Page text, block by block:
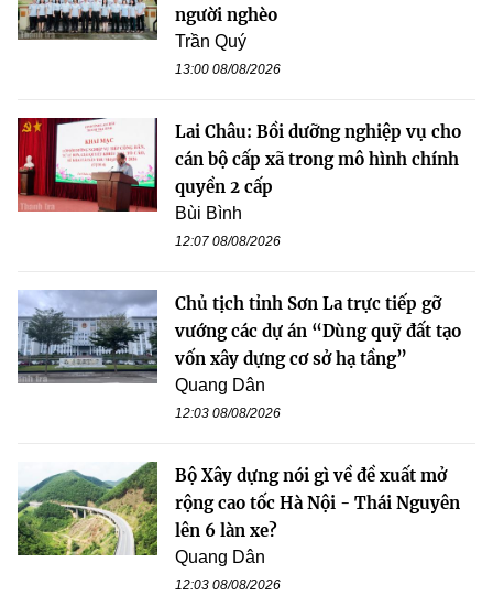
người nghèo
Trần Quý
13:00 08/08/2026
Lai Châu: Bồi dưỡng nghiệp vụ cho
cán bộ cấp xã trong mô hình chính
quyền 2 cấp
Bùi Bình
12:07 08/08/2026
Chủ tịch tỉnh Sơn La trực tiếp gỡ
vướng các dự án “Dùng quỹ đất tạo
vốn xây dựng cơ sở hạ tầng”
Quang Dân
12:03 08/08/2026
Bộ Xây dựng nói gì về đề xuất mở
rộng cao tốc Hà Nội - Thái Nguyên
lên 6 làn xe?
Quang Dân
12:03 08/08/2026